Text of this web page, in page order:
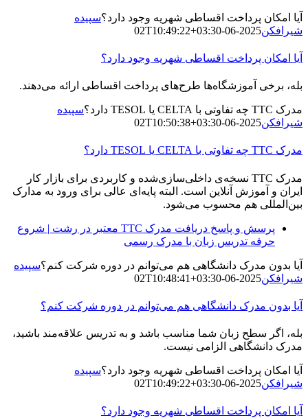
آیا امکان پرداخت اقساطی شهریه وجود دارد؟سپیده
شیرافکن2025-06-02T10:49:22+03:30
آیا امکان پرداخت اقساطی شهریه وجود دارد؟
بله، برخی آموزشگاه‌ها طرح‌های پرداخت اقساطی ارائه می‌دهند.
مدرک TTC چه تفاوتی با CELTA یا TESOL دارد؟
سپیده
شیرافکن2025-06-02T10:50:38+03:30
مدرک TTC چه تفاوتی با CELTA یا TESOL دارد؟
مدرک TTC نسخه‌ی داخلی‌سازی‌شده و کاربردی برای بازار کار
ایران و آموزش آنلاین است. البته پایه‌ای عالی برای ورود به مدارک
بین‌المللی هم محسوب می‌شود.
پرسش و پاسخ دریافت مدرک TTC معتبر در رشت | شروع
حرفه تدریس زبان با مدرک رسمی
آیا بدون مدرک دانشگاهی هم می‌توانم در دوره شرکت کنم؟سپیده
شیرافکن2025-06-02T10:48:41+03:30
آیا بدون مدرک دانشگاهی هم می‌توانم در دوره شرکت کنم؟
بله، اگر سطح زبان شما مناسب باشد و به تدریس علاقه‌مند باشید،
مدرک دانشگاهی الزامی نیست.
آیا امکان پرداخت اقساطی شهریه وجود دارد؟سپیده
شیرافکن2025-06-02T10:49:22+03:30
آیا امکان پرداخت اقساطی شهریه وجود دارد؟